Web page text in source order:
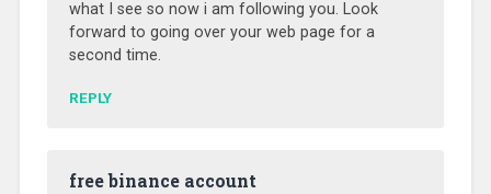
what I see so now i am following you. Look
forward to going over your web page for a
second time.
REPLY
free binance account